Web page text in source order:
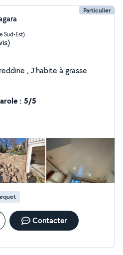
Particulier
Sud-Est)
, J'habite à grasse
: 5/5
Contacter